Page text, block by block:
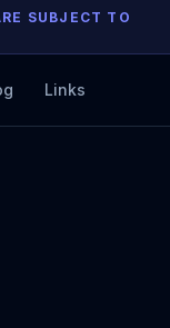
SUBJECT TO
Links